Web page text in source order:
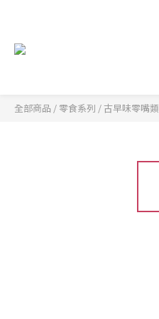
全部商品 / 零食系列 /古早味零嘴類